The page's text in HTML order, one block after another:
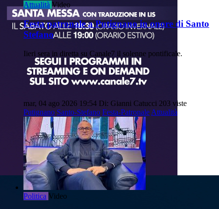
Attualità Video
Festa patronale a Putignano in onore di Santo
Stefano
Iieri sera in diretta su Canale7 il solenne pontificale.
mar, 04 ago 2026 19:54 Di: Gianni Catucci 203 viste
Putignano Santo-Stefano Festa-Patronale Attualità
Politica Video